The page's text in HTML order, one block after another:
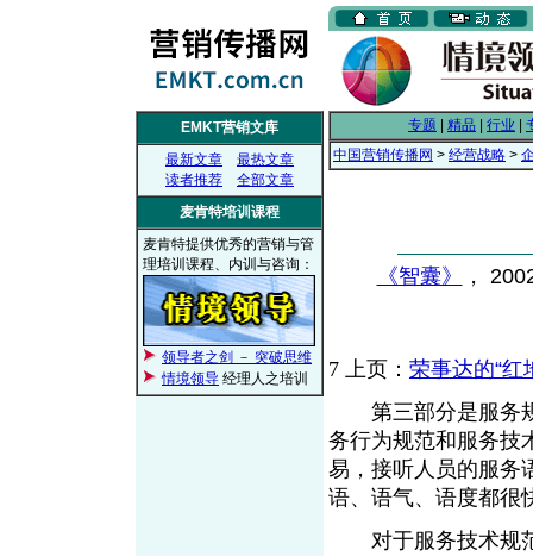
EMKT营销文库
最新文章
最热文章
读者推荐
全部文章
麦肯特培训课程
麦肯特提供优秀的营销与管
理培训课程、内训与咨询：
领导者之剑 － 突破思维
情境领导 经理人之培训
专题 精品 行业
中国营销传播网 > 经营战略 >
《智囊》 ，
7 上页： 荣事达的“红
第三部分是服务规
务行为规范和服务技
易，接听人员的服务
语、语气、语度都很
对于服务技术规范